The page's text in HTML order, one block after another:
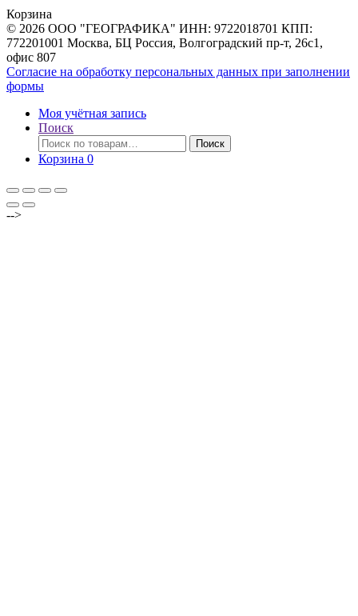
Корзина
© 2026 ООО "ГЕОГРАФИКА" ИНН: 9722018701 КПП:
772201001 Москва, БЦ Россия, Волгоградский пр-т, 26с1,
офис 807
Согласие на обработку персональных данных при заполнении
формы
Моя учётная запись
Поиск
Искать:
Поиск
Корзина 0
-->